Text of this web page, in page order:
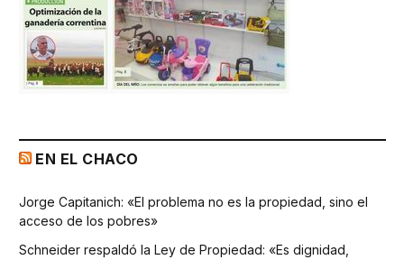
EN EL CHACO
Jorge Capitanich: «El problema no es la propiedad, sino el
acceso de los pobres»
Schneider respaldó la Ley de Propiedad: «Es dignidad,